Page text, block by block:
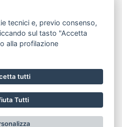
daLeonardo Web
tecnici e, previo consenso,
sul tasto "Accetta
alla profilazione
tutti
Tutti